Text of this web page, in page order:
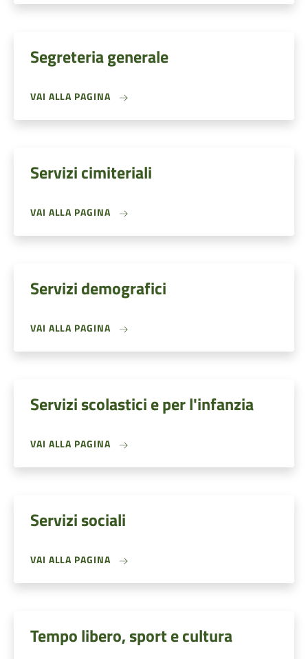
Segreteria generale
VAI ALLA PAGINA
Servizi cimiteriali
VAI ALLA PAGINA
Servizi demografici
VAI ALLA PAGINA
Servizi scolastici e per l'infanzia
VAI ALLA PAGINA
Servizi sociali
VAI ALLA PAGINA
Tempo libero, sport e cultura